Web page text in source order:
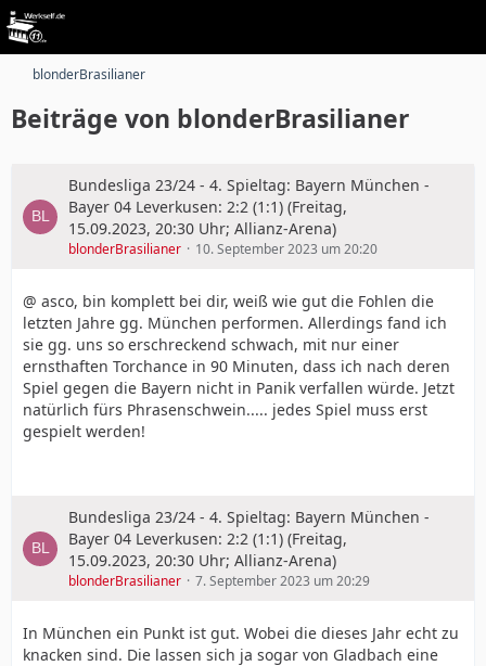
blonderBrasilianer
Beiträge von blonderBrasilianer
Bundesliga 23/24 - 4. Spieltag: Bayern München -
Bayer 04 Leverkusen: 2:2 (1:1) (Freitag,
15.09.2023, 20:30 Uhr; Allianz-Arena)
blonderBrasilianer 10. September 2023 um 20:20
@ asco, bin komplett bei dir, weiß wie gut die Fohlen die
letzten Jahre gg. München performen. Allerdings fand ich
sie gg. uns so erschreckend schwach, mit nur einer
ernsthaften Torchance in 90 Minuten, dass ich nach deren
Spiel gegen die Bayern nicht in Panik verfallen würde. Jetzt
natürlich fürs Phrasenschwein..... jedes Spiel muss erst
gespielt werden!
Bundesliga 23/24 - 4. Spieltag: Bayern München -
Bayer 04 Leverkusen: 2:2 (1:1) (Freitag,
15.09.2023, 20:30 Uhr; Allianz-Arena)
blonderBrasilianer 7. September 2023 um 20:29
In München ein Punkt ist gut. Wobei die dieses Jahr echt zu
knacken sind. Die lassen sich ja sogar von Gladbach eine